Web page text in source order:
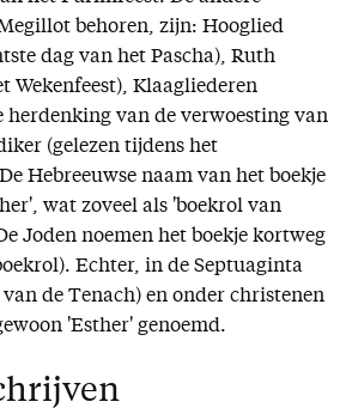
behoren, zijn: Hooglied
dag van het Pascha), Ruth
Wekenfeest), Klaagliederen
herdenking van de verwoesting van
(gelezen tijdens het
Hebreeuwse naam van het boekje
wat zoveel als 'boekrol van
Joden noemen het boekje kortweg
Echter, in de Septuaginta
de Tenach) en onder christenen
'Esther' genoemd.